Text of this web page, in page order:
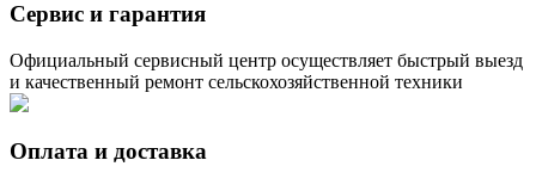
Сервис и гарантия
Официальный сервисный центр осуществляет быстрый выезд
и качественный ремонт сельскохозяйственной техники
Оплата и доставка